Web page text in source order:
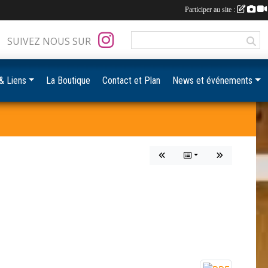
SUIVEZ NOUS SUR
Liens La Boutique Contact et Plan News et événements
Participer au site :